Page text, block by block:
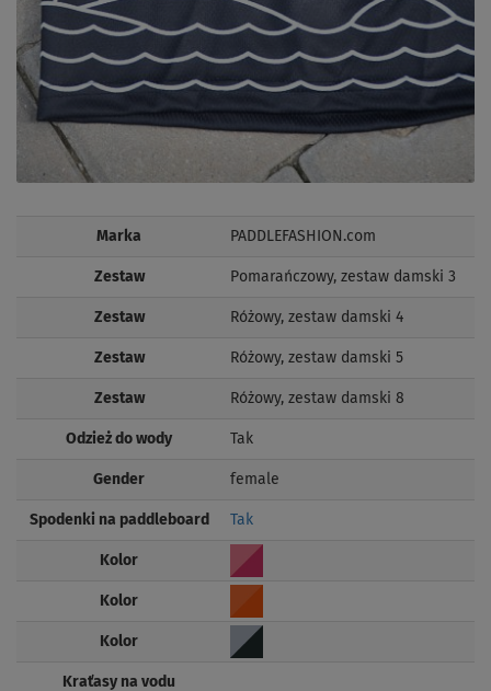
Marka PADDLEFASHION.com
Zestaw Pomarańczowy, zestaw damski 3
Zestaw Różowy, zestaw damski 4
Zestaw Różowy, zestaw damski 5
Zestaw Różowy, zestaw damski 8
Odzież do wody Tak
Gender female
Spodenki na paddleboard Tak
Kolor
Kolor
Kolor
Kraťasy na vodu